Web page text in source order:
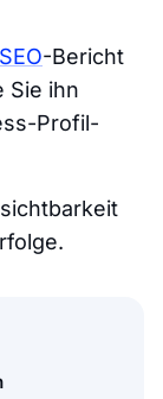
-Bericht
Sie ihn
Profil-